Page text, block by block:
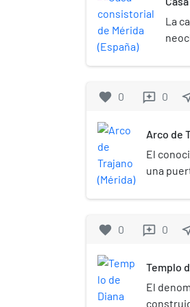
Plaza
La
favorite 0 reviews 0
Arco de
El
una
pensó
ningún
Bien de
favorite 0 reviews 0
Templo
El